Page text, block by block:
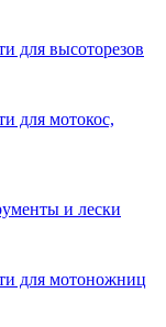
для высоторезов
для мотокос,
и лески
для мотоножниц